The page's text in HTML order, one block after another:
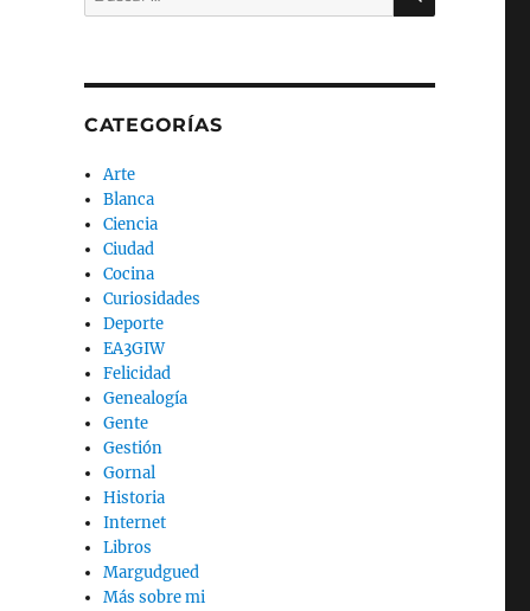
por:
CATEGORÍAS
Arte
Blanca
Ciencia
Ciudad
Cocina
Curiosidades
Deporte
EA3GIW
Felicidad
Genealogía
Gente
Gestión
Gornal
Historia
Internet
Libros
Margudgued
Más sobre mi